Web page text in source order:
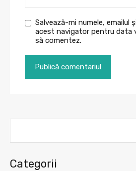
Salvează-mi numele, emailul
acest navigator pentru data
să comentez.
Categorii